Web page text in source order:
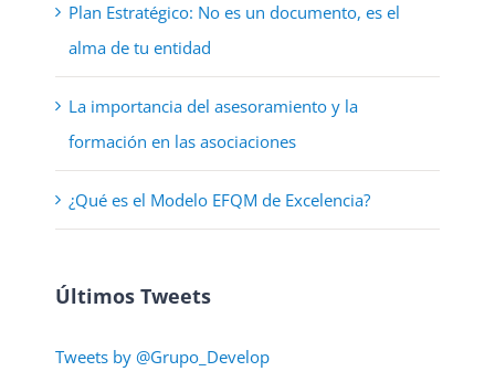
Plan Estratégico: No es un documento, es el
alma de tu entidad
La importancia del asesoramiento y la
formación en las asociaciones
¿Qué es el Modelo EFQM de Excelencia?
Últimos Tweets
Tweets by @Grupo_Develop